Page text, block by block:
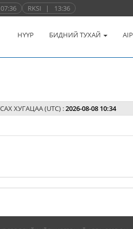
07:36 RKSI | 13:36
НҮҮР БИДНИЙ ТУХАЙ AIP
ХУГАЦАА (UTC) :2026-08-08 10:34